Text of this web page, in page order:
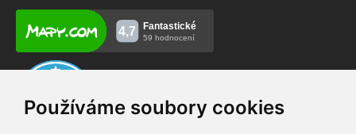
Používáme soubory cookies